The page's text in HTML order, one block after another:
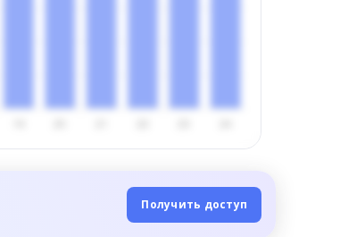
Получить доступ